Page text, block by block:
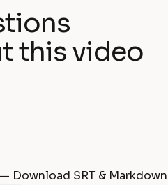
this video
Download SRT & Markdown